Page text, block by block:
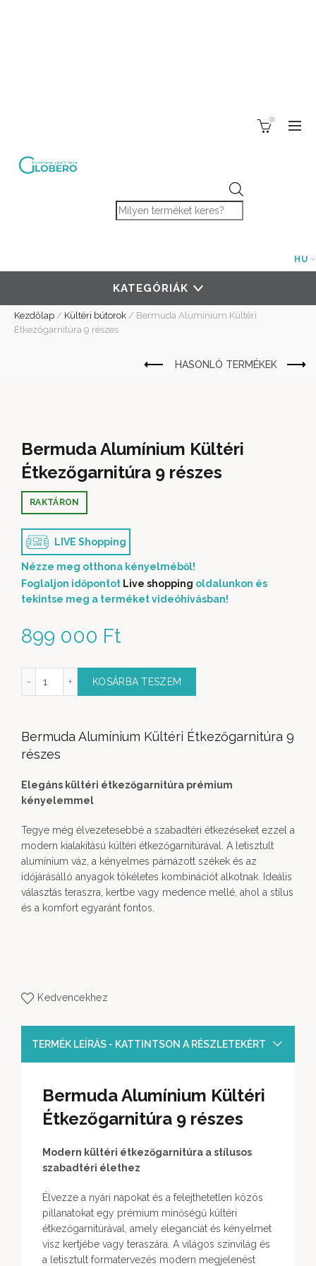
Products search
0
HU
KATEGÓRIÁK
Kezdőlap / Kültéri bútorok / Bermuda Alumínium Kültéri
Étkezőgarnitúra 9 részes
Bermuda Alumínium Kültéri
Étkezőgarnitúra 9 részes
899 000 Ft
RAKTÁRON
LIVE Shopping
Nézze meg otthona kényelméből!
Foglaljon időpontot Live shopping oldalunkon és
tekintse meg a terméket videóhívásban!
Étkezőgarnitúra 9 részes mennyiség
KOSÁRBA TESZEM
Bermuda Alumínium Kültéri Étkezőgarnitúra 9
részes
Elegáns kültéri étkezőgarnitúra prémium
kényelemmel
Tegye még élvezetesebbé a szabadtéri étkezéseket ezzel a
modern kialakítású kültéri étkezőgarnitúrával. A letisztult
alumínium váz, a kényelmes párnázott székek és az
időjárásálló anyagok tökéletes kombinációt alkotnak. Ideális
választás teraszra, kertbe vagy medence mellé, ahol a stílus
és a komfort egyaránt fontos.
Kedvencekhez
TERMÉK LEÍRÁS - KATTINTSON A RÉSZLETEKÉRT
Bermuda Alumínium Kültéri
Étkezőgarnitúra 9 részes
Modern kültéri étkezőgarnitúra a stílusos
szabadtéri élethez
Élvezze a nyári napokat és a felejthetetlen közös
pillanatokat egy prémium minőségű kültéri
étkezőgarnitúrával, amely eleganciát és kényelmet
visz kertjébe vagy teraszára. A világos színvilág és
a letisztult formatervezés modern megjelenést